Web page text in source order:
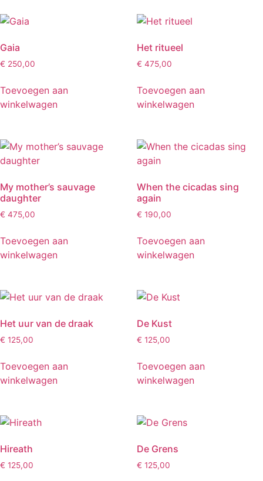
Gaia
€ 250,00
Toevoegen aan
winkelwagen
Het ritueel
€ 475,00
Toevoegen aan
winkelwagen
My mother’s sauvage
daughter
€ 475,00
Toevoegen aan
winkelwagen
When the cicadas sing
again
€ 190,00
Toevoegen aan
winkelwagen
Het uur van de draak
€ 125,00
Toevoegen aan
winkelwagen
De Kust
€ 125,00
Toevoegen aan
winkelwagen
Hireath
€ 125,00
De Grens
€ 125,00